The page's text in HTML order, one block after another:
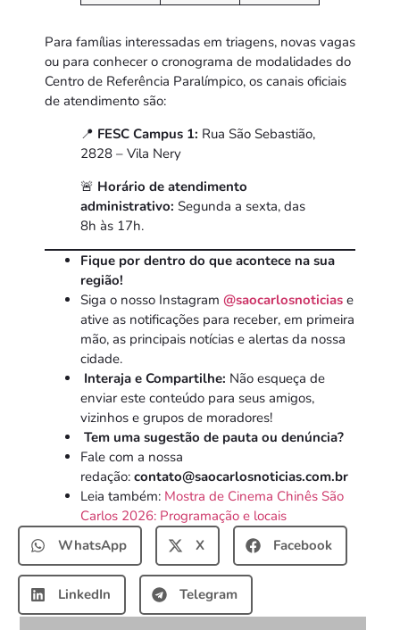
Para famílias interessadas em triagens, novas vagas
ou para conhecer o cronograma de modalidades do
Centro de Referência Paralímpico, os canais oficiais
de atendimento são:
📍 FESC Campus 1: Rua São Sebastião,
2828 – Vila Nery
🚨 Horário de atendimento
administrativo: Segunda a sexta, das
8h às 17h.
Fique por dentro do que acontece na sua
região!
Siga o nosso Instagram @saocarlosnoticias e
ative as notificações para receber, em primeira
mão, as principais notícias e alertas da nossa
cidade.
Interaja e Compartilhe: Não esqueça de
enviar este conteúdo para seus amigos,
vizinhos e grupos de moradores!
Tem uma sugestão de pauta ou denúncia?
Fale com a nossa
redação: contato@saocarlosnoticias.com.br
Leia também: Mostra de Cinema Chinês São
Carlos 2026: Programação e locais
WhatsApp
X Facebook
LinkedIn Telegram